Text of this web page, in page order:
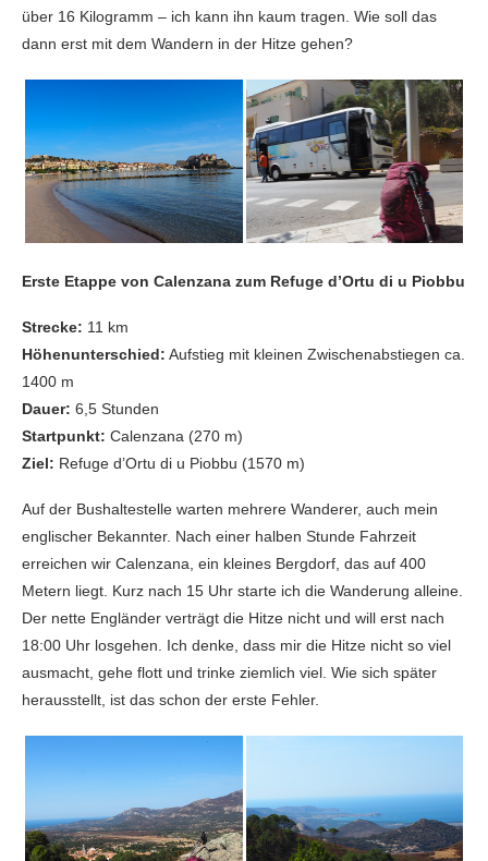
über 16 Kilogramm – ich kann ihn kaum tragen. Wie soll das
dann erst mit dem Wandern in der Hitze gehen?
Erste Etappe von Calenzana zum Refuge d’Ortu di u Piobbu
Strecke: 11 km
Höhenunterschied: Aufstieg mit kleinen Zwischenabstiegen ca.
1400 m
Dauer: 6,5 Stunden
Startpunkt: Calenzana (270 m)
Ziel: Refuge d’Ortu di u Piobbu (1570 m)
Auf der Bushaltestelle warten mehrere Wanderer, auch mein
englischer Bekannter. Nach einer halben Stunde Fahrzeit
erreichen wir Calenzana, ein kleines Bergdorf, das auf 400
Metern liegt. Kurz nach 15 Uhr starte ich die Wanderung alleine.
Der nette Engländer verträgt die Hitze nicht und will erst nach
18:00 Uhr losgehen. Ich denke, dass mir die Hitze nicht so viel
ausmacht, gehe flott und trinke ziemlich viel. Wie sich später
herausstellt, ist das schon der erste Fehler.